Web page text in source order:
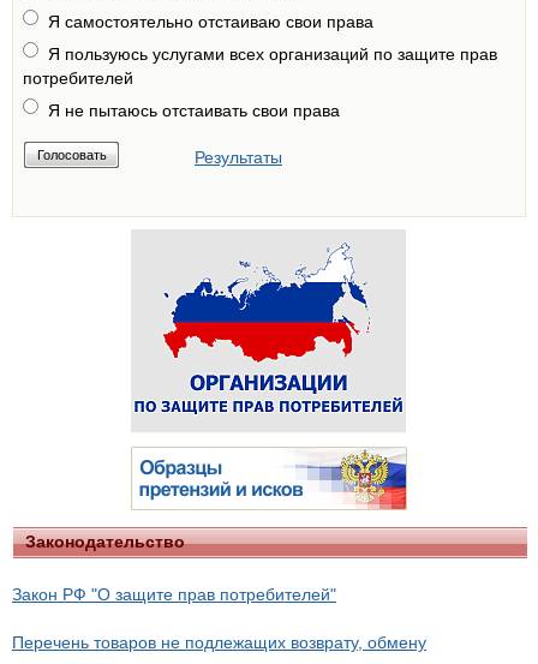
Я самостоятельно отстаиваю свои права
Я пользуюсь услугами всех организаций по защите прав
потребителей
Я не пытаюсь отстаивать свои права
Результаты
Законодательство
Закон РФ "О защите прав потребителей"
Перечень товаров не подлежащих возврату, обмену